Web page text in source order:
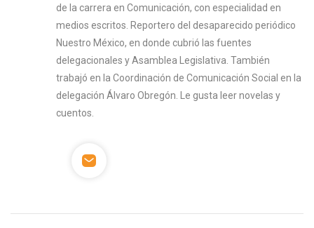
de la carrera en Comunicación, con especialidad en
medios escritos. Reportero del desaparecido periódico
Nuestro México, en donde cubrió las fuentes
delegacionales y Asamblea Legislativa. También
trabajó en la Coordinación de Comunicación Social en la
delegación Álvaro Obregón. Le gusta leer novelas y
cuentos.